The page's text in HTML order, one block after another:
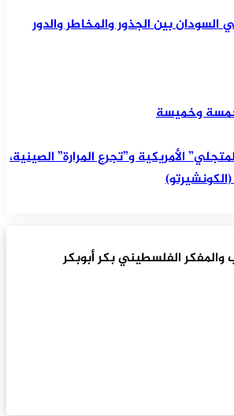
السودان بين الجذور والمخاطر والدور
وخمسة وخميسة
الأمريكية و”تجرع المرارة” الصينية،
والمفكر الفلسطيني بكر أبوبكر